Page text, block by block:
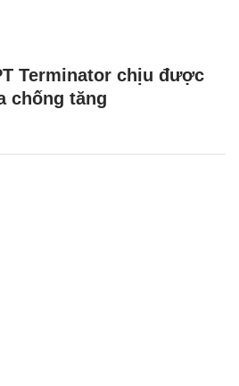
Terminator chịu được
chống tăng